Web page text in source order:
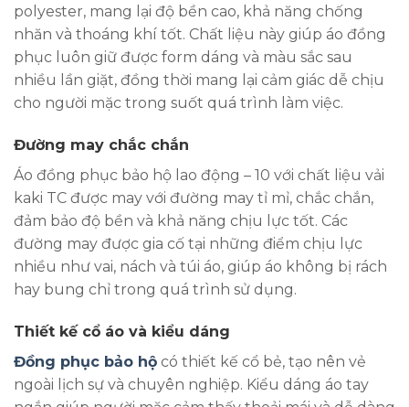
polyester, mang lại độ bền cao, khả năng chống
nhăn và thoáng khí tốt. Chất liệu này giúp áo đồng
phục luôn giữ được form dáng và màu sắc sau
nhiều lần giặt, đồng thời mang lại cảm giác dễ chịu
cho người mặc trong suốt quá trình làm việc.
Đường may chắc chắn
Áo đồng phục bảo hộ lao động – 10 với chất liệu vải
kaki TC được may với đường may tỉ mỉ, chắc chắn,
đảm bảo độ bền và khả năng chịu lực tốt. Các
đường may được gia cố tại những điểm chịu lực
nhiều như vai, nách và túi áo, giúp áo không bị rách
hay bung chỉ trong quá trình sử dụng.
Thiết kế cổ áo và kiểu dáng
Đồng phục bảo hộ có thiết kế cổ bẻ, tạo nên vẻ
ngoài lịch sự và chuyên nghiệp. Kiểu dáng áo tay